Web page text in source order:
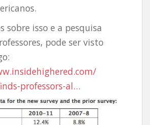
sobre isso e a pesquisa
pode ser visto
professors-al…